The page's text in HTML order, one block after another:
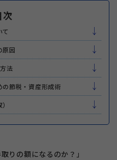
次
原因
法
節税・資産形成術
りの額になるのか？」